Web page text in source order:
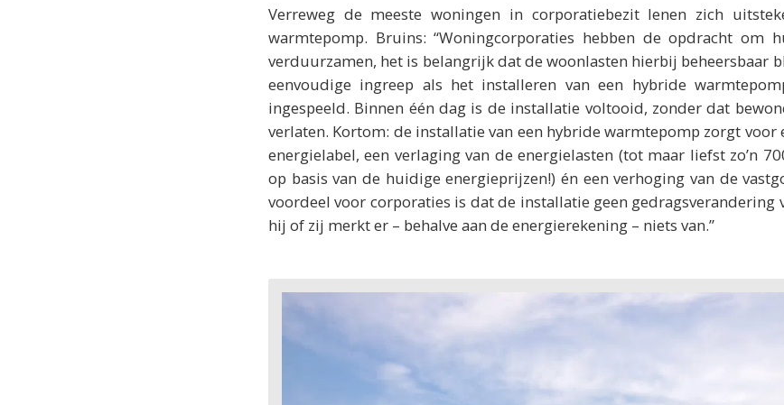
Verreweg de meeste woningen in corporatiebezit lenen zich
warmtepomp. Bruins: “Woningcorporaties hebben de opdracht om
verduurzamen, het is belangrijk dat de woonlasten hierbij beheersbaar
eenvoudige ingreep als het installeren van een hybride
ingespeeld. Binnen één dag is de installatie voltooid, zonder dat
verlaten. Kortom: de installatie van een hybride warmtepomp zorgt voor
energielabel, een verlaging van de energielasten (tot maar liefst zo’n
op basis van de huidige energieprijzen!) én een verhoging van de
voordeel voor corporaties is dat de installatie geen gedragsverandering
hij of zij merkt er – behalve aan de energierekening – niets van.”